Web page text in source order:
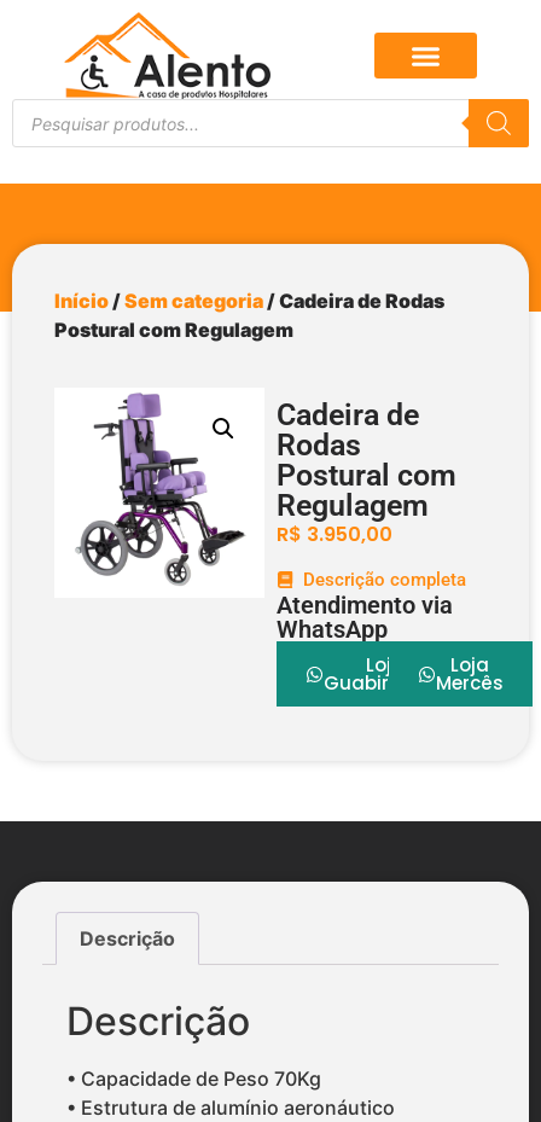
Início/Sem categoria/ Cadeira de Rodas
Postural com Regulagem
Cadeira de
Rodas
Postural com
Regulagem
R$ 3.950,00
Descrição completa
Atendimento via
WhatsApp
Loja
Guabirotuba
Loja
Mercês
Descrição
Descrição
• Capacidade de Peso 70Kg
• Estrutura de alumínio aeronáutico